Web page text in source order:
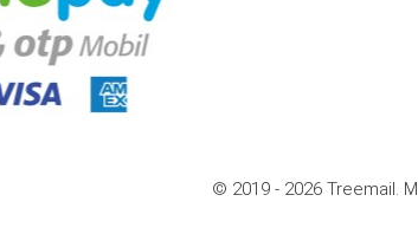
© 2019 - 2026 Treemail.